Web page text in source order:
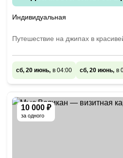
Индивидуальная
Путешествие на джипах в
сб, 20 июнь, в 04:00 сб, 20 июнь, в
10 000 ₽
за одного